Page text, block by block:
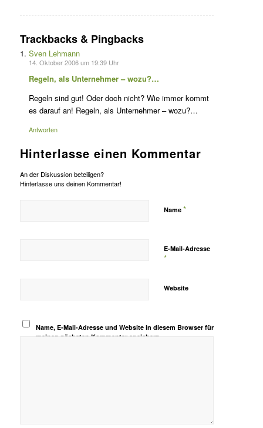
Trackbacks & Pingbacks
Sven Lehmann
14. Oktober 2006 um 19:39 Uhr
Regeln, als Unternehmer – wozu?…
Regeln sind gut! Oder doch nicht? Wie immer kommt
es darauf an! Regeln, als Unternehmer – wozu?…
Antworten
Hinterlasse einen Kommentar
An der Diskussion beteiligen?
Hinterlasse uns deinen Kommentar!
Name *
E-Mail-Adresse
*
Website
Name, E-Mail-Adresse und Website in diesem Browser für
meinen nächsten Kommentar speichern.